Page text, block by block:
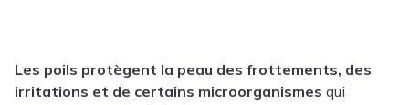
Les poils protègent la peau des frottements, des
irritations et de certains microorganismes qui